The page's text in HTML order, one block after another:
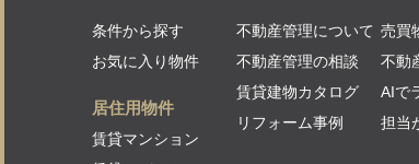
条件から探す
お気に入り物件
居住用物件
賃貸マンション
不動産管理について
不動産管理の相談
賃貸建物カタログ
リフォーム事例
売買
不動
AIで
担当